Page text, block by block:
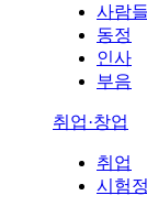
사람들
동정
인사
부음
취업·창업
취업
시험